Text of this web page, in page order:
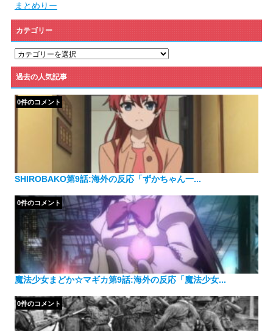
まとめりー
カテゴリー
カ
ゴ
リ
ー
過去の人気記事
SHIROBAKO第9話:海外の反応「ずかちゃん一...
0件のコメント
魔法少女まどか☆マギカ第9話:海外の反応「魔法少女...
0件のコメント
0件のコメント